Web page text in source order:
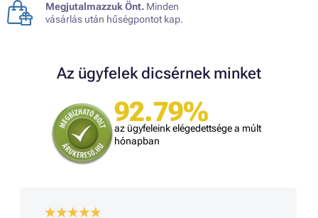
Megjutalmazzuk Önt. Minden
vásárlás után hűségpontot kap.
Az ügyfelek dicsérnek minket
92.79%
az ügyfeleink elégedettsége a múlt
hónapban